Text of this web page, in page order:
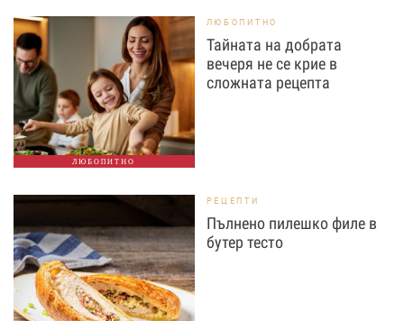
ЛЮБОПИТНО
ЛЮБОПИТНО
Тайната на добрата
вечеря не се крие в
сложната рецепта
РЕЦЕПТИ
Пълнено пилешко филе в
бутер тесто